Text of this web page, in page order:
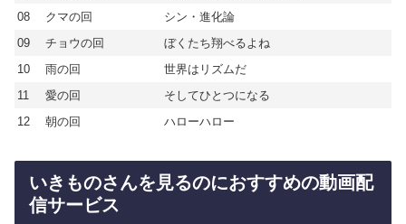
08
クマの回
シン・進化論
09
チョウの回
ぼくたち翔べるよね
10
雨の回
世界はリズムだ
11
愛の回
そしてひとつになる
12
朝の回 ハローハロー
いきものさんを見るのにおすすめの動画配
信サービス